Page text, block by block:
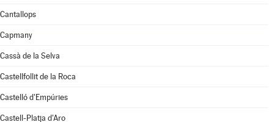
Cantallops
Capmany
Cassà de la Selva
Castellfollit de la Roca
Castelló d'Empúries
Castell-Platja d'Aro